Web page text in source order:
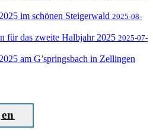
im schönen Steigerwald 2025-08-
für das zweite Halbjahr 2025 2025-07-
am G’springsbach in Zellingen